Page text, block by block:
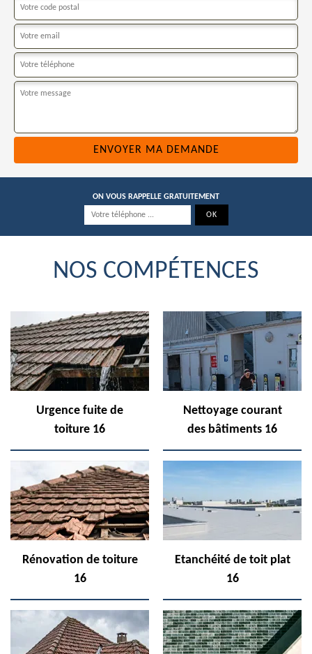
ON VOUS RAPPELLE GRATUITEMENT
NOS COMPÉTENCES
Urgence fuite de
toiture 16
Nettoyage courant
des bâtiments 16
Rénovation de toiture
16
Etanchéité de toit plat
16